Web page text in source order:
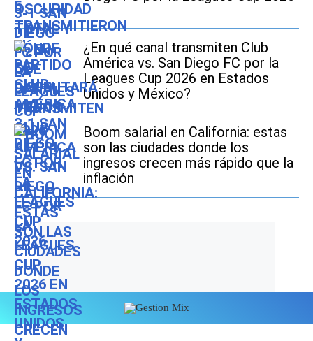
¿En qué canal transmiten Club
América vs. San Diego FC por la
Leagues Cup 2026 en Estados
Unidos y México?
Boom salarial en California: estas
son las ciudades donde los
ingresos crecen más rápido que la
inflación